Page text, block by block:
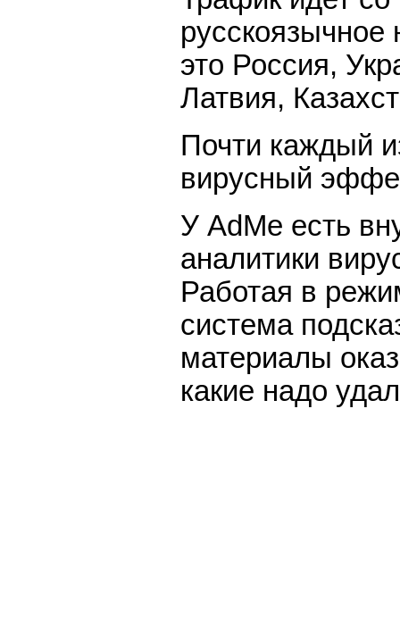
это Россия,
Латвия,
Почти каждый
вирусный
У AdMe есть
аналитики
Работая в
система
материалы
какие надо